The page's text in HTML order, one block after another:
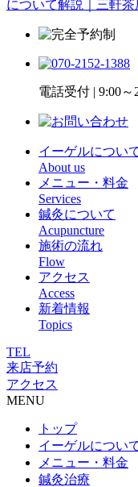
電話受付 | 9:00
イーゲルについ
About us
メニュー・料金
Services
鍼灸について
Acupuncture
施術の流れ
Flow
アクセス
Access
新着情報
Topics
TEL
来店予約
アクセス
MENU
トップ
イーゲルについ
メニュー・料金
鍼灸治療